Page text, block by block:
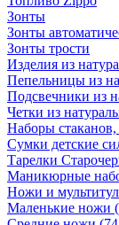
Зонты
Зонты
Зонты трости
Изделия из
Пепельницы из
Подсвечники из
Четки из
Наборы
Сумки детские
Тарелки
Маникюрные
Ножи и
Маленькие ножи